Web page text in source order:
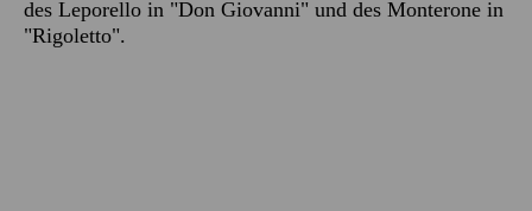
des Leporello in "Don Giovanni" und des Monterone in
"Rigoletto".